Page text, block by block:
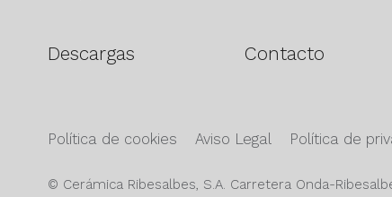
Descargas Contacto
Política de cookies Aviso Legal Política de
© Cerámica Ribesalbes, S.A. Carretera Onda-